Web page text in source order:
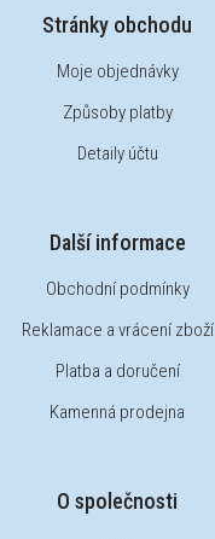
Stránky obchodu
Moje objednávky
Způsoby platby
Detaily účtu
Další informace
Obchodní podmínky
Reklamace a vrácení zboží
Platba a doručení
Kamenná prodejna
O společnosti